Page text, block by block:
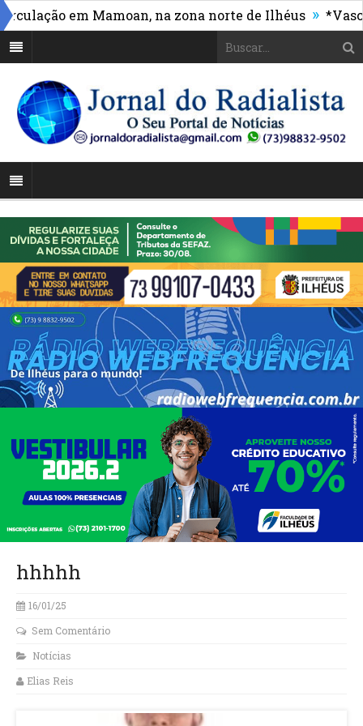
em Mamoan, na zona norte de Ilhéus » *Vasco
hhhhh
16/01/25
Sem Comentário
Notícias
Elias Reis